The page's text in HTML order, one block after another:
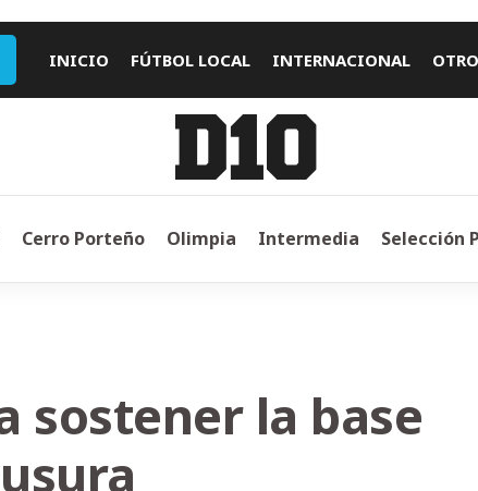
INICIO FÚTBOL LOCAL INTERNACIONAL
Cerro Porteño Olimpia Intermedia Selección
sostener la base